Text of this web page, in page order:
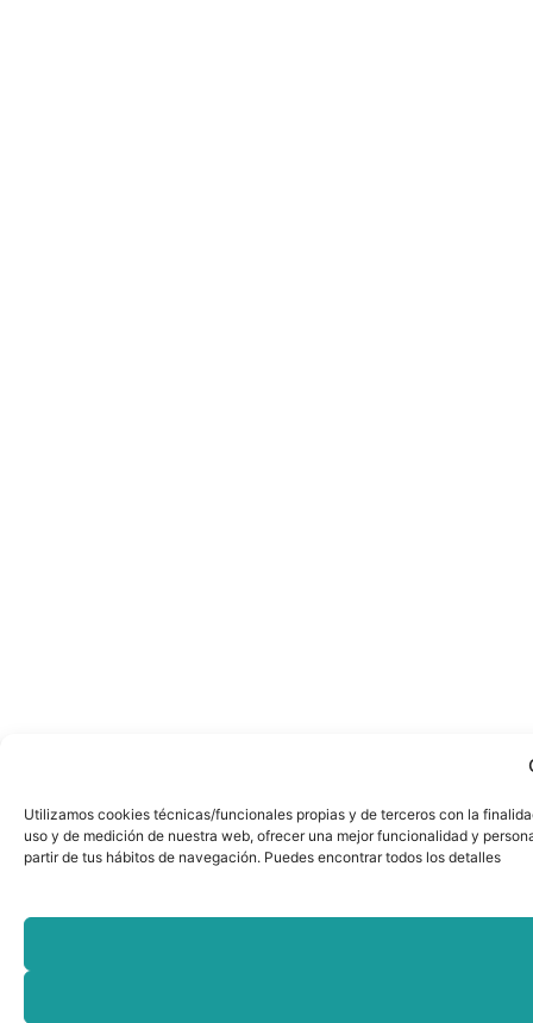
Utilizamos cookies técnicas/funcionales propias y de terceros con la
uso y de medición de nuestra web, ofrecer una mejor funcionalidad y
partir de tus hábitos de navegación. Puedes encontrar todos los detalles